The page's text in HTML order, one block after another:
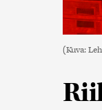
(Kuva: